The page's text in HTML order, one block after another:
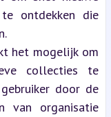
ontdekken die
het mogelijk om
collecties te
door de
van organisatie